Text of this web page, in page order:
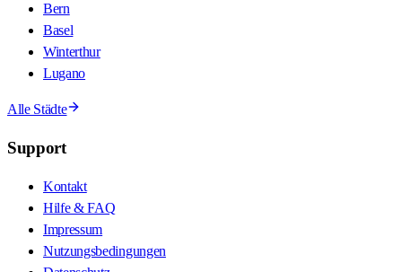
Bern
Basel
Winterthur
Lugano
Alle Städte
Support
Kontakt
Hilfe & FAQ
Impressum
Nutzungsbedingungen